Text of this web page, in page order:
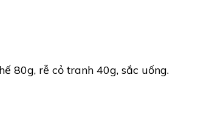
80g, rễ cỏ tranh 40g, sắc uống.